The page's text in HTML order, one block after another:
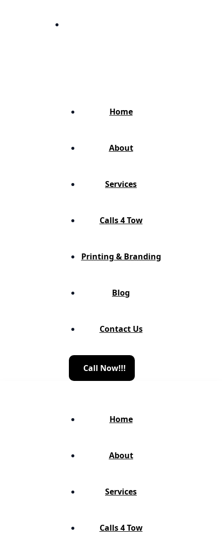
Home
About
Services
Calls 4 Tow
Printing & Branding
Blog
Contact Us
Call Now!!!
Home
About
Services
Calls 4 Tow